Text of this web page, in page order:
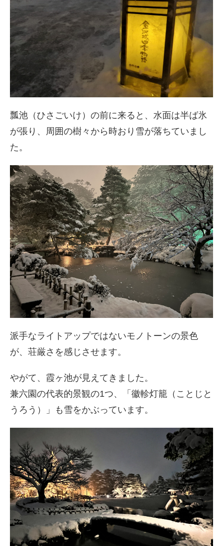
瓢池（ひさごいけ）の前に来ると、水面は半ば氷
が張り、周囲の樹々から時おり雪が落ちていまし
た。
派手なライトアップではないモノトーンの景色
が、荘厳さを感じさせます。
やがて、霞ヶ池が見えてきました。
兼六園の代表的景観の1つ、「徽軫灯籠（ことじと
うろう）」も雪をかぶっています。